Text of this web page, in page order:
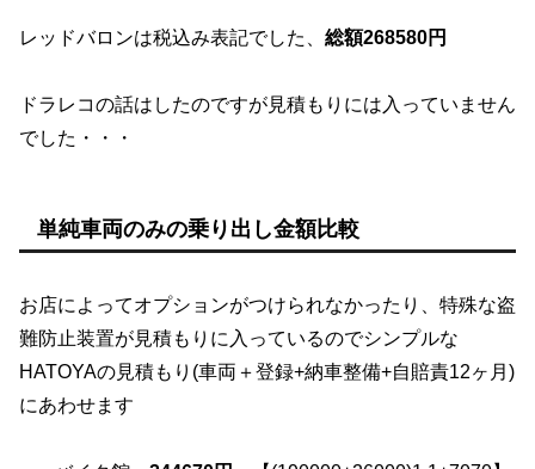
レッドバロンは税込み表記でした、 総額268580円
ドラレコの話はしたのですが見積もりには入っていません
でした・・・
単純車両のみの乗り出し金額比較
お店によってオプションがつけられなかったり、特殊な盗
難防止装置が見積もりに入っているのでシンプルな
HATOYAの見積もり(車両＋登録+納車整備+自賠責12ヶ月)
にあわせます